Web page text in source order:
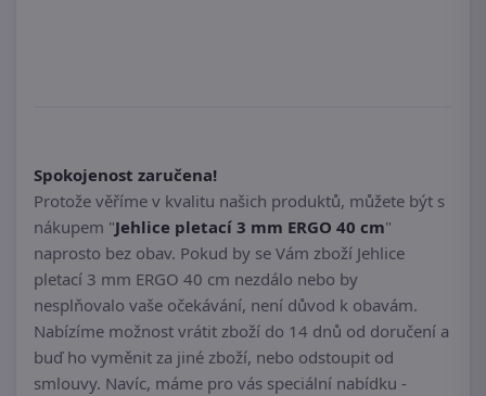
Spokojenost zaručena!
Protože věříme v kvalitu našich produktů, můžete být s
nákupem "Jehlice pletací 3 mm ERGO 40 cm"
naprosto bez obav. Pokud by se Vám zboží Jehlice
pletací 3 mm ERGO 40 cm nezdálo nebo by
nesplňovalo vaše očekávání, není důvod k obavám.
Nabízíme možnost vrátit zboží do 14 dnů od doručení a
buď ho vyměnit za jiné zboží, nebo odstoupit od
smlouvy. Navíc, máme pro vás speciální nabídku -